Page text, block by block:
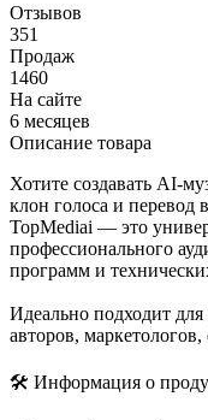
Отзывов
351
Продаж
1460
На сайте
6 месяцев
Описание товара
Хотите создавать AI-
клон голоса и перевод
TopMediai — это
профессионального
программ и
Идеально подходит
авторов,
🛠 Информация о